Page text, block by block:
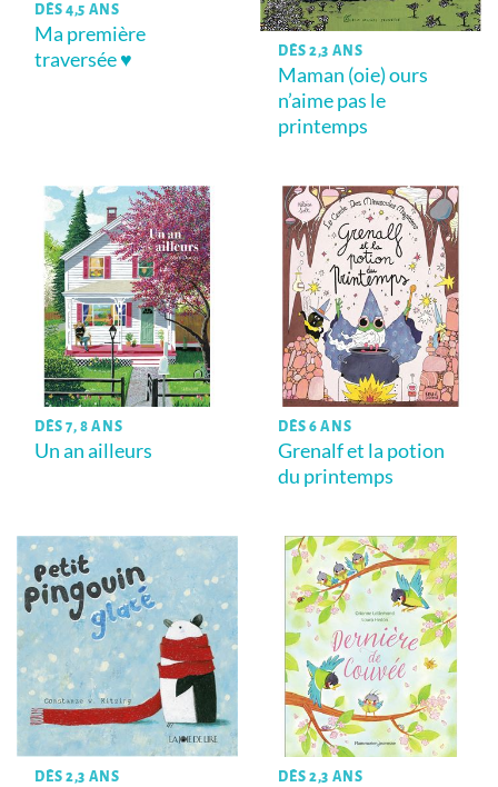
DÈS 4,5 ANS
Ma première
traversée ♥
DÈS 2,3 ANS
Maman (oie) ours
n’aime pas le
printemps
DÈS 7, 8 ANS
Un an ailleurs
DÈS 6 ANS
Grenalf et la potion
du printemps
DÈS 2,3 ANS DÈS 2,3 ANS